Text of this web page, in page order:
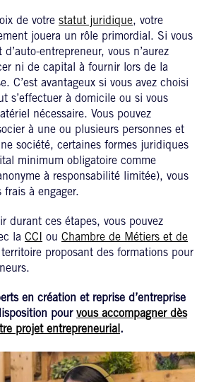
de votre statut juridique, votre
jouera un rôle primordial. Si vous
entrepreneur, vous n’aurez
ni de capital à fournir lors de la
C’est avantageux si vous avez choisi
s’effectuer à domicile ou si vous
nécessaire. Vous pouvez
à une ou plusieurs personnes et
société, certaines formes juridiques
minimum obligatoire comme
à responsabilité limitée), vous
frais à engager.
durant ces étapes, vous pouvez
la CCI ou Chambre de Métiers et de
proposant des formations pour
en création et reprise d’entreprise
pour vous accompagner dès
projet entrepreneurial .